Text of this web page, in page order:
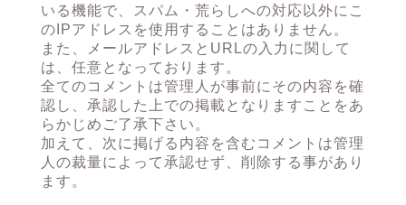
いる機能で、スパム・荒らしへの対応以外にこ
のIPアドレスを使用することはありません。
また、メールアドレスとURLの入力に関して
は、任意となっております。
全てのコメントは管理人が事前にその内容を確
認し、承認した上での掲載となりますことをあ
らかじめご了承下さい。
加えて、次に掲げる内容を含むコメントは管理
人の裁量によって承認せず、削除する事があり
ます。